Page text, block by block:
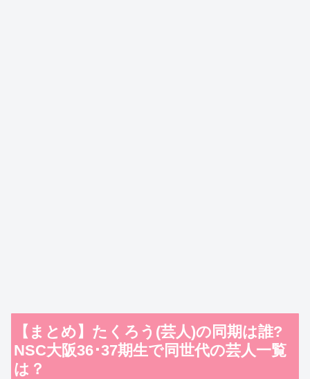
【まとめ】たくろう(芸人)の同期は誰?
NSC大阪36･37期生で同世代の芸人一覧
は？